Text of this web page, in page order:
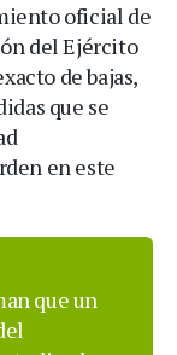
oficial de
del Ejército
de bajas,
que se
en este
que un